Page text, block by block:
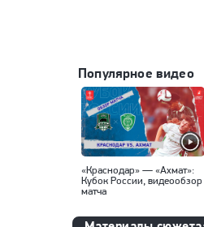
Популярное видео
«Краснодар» — «Ахмат»:
Кубок России, видеообзор
матча